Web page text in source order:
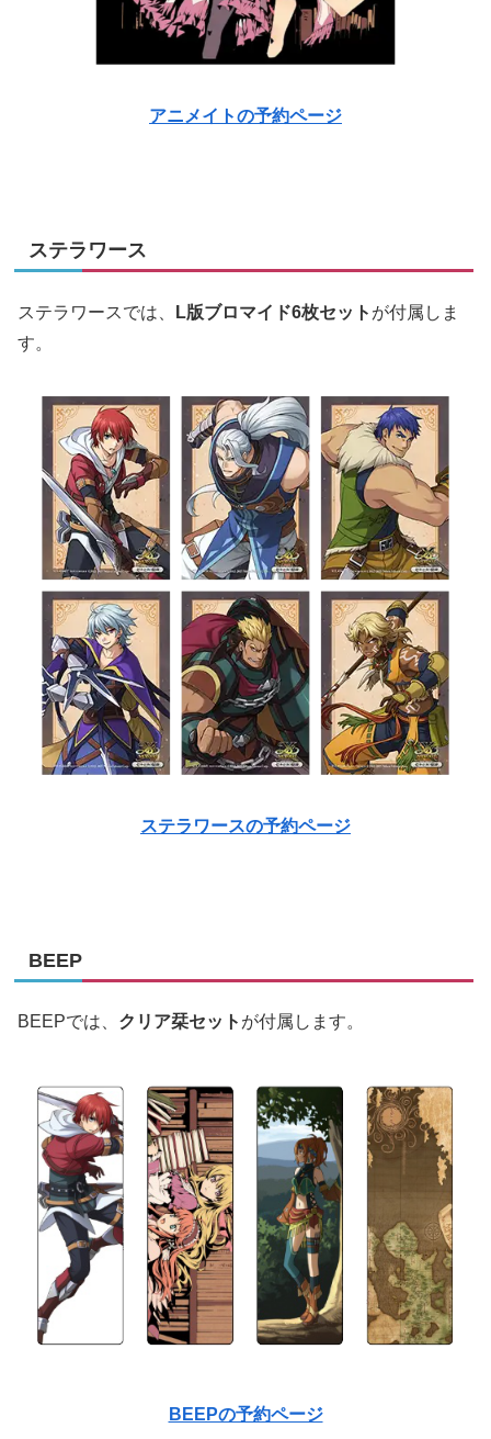
アニメイトの予約ページ
ステラワース
ステラワースでは、 L版ブロマイド6枚セット が付属しま
す。
ステラワースの予約ページ
BEEP
BEEPでは、 クリア栞セット が付属します。
BEEPの予約ページ